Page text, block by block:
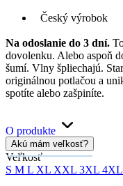
Český výrobok
Na odoslanie do 3 dní.
dovolenku. Alebo aspoň
šumí. Vlny špliechajú.
originálnou potlačou a
spotíte alebo zašpiníte.
O produkte
Akú mám veľkosť?
Veľkosť
S M L XL XXL 3XL 4XL